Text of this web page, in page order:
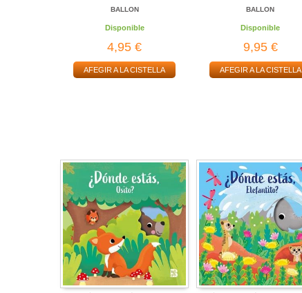
BALLON
Disponible
4,95 €
AFEGIR A LA CISTELLA
BALLON
Disponible
9,95 €
AFEGIR A LA CISTELLA